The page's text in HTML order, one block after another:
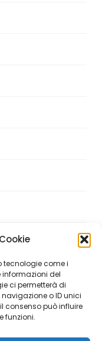
tecnologie come i
informazioni del
ci permetterà di
o ID unici
consenso può influire
funzioni.